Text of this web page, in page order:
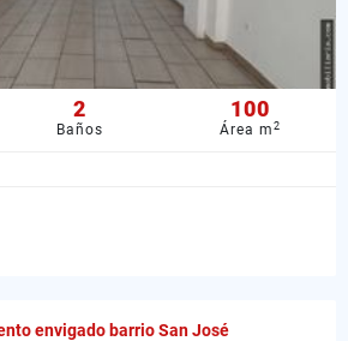
2
Baños
100
Área m2
envigado barrio San José